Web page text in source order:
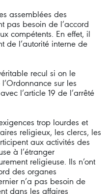
assemblées des
pas besoin de l’accord
compétents. En effet, il
de l’autorité interne de
recul si on le
sur les
l’article 19 de l’arrêté
trop lourdes et
religieux, les clercs, les
aux activités des
à l’étranger
religieuse. Ils n’ont
des organes
n’a pas besoin de
dans les affaires